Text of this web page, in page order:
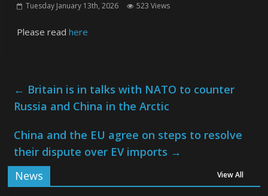
Tuesday January 13th, 2026 523 Views
Please readhere
← Britain is in talks with NATO to counter
Russia and China in the Arctic
China and the EU agree on steps to resolve
their dispute over EV imports →
News
View All